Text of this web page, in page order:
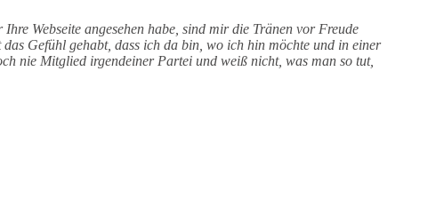
Webseite angesehen habe, sind mir die Tränen vor Freude
Gefühl gehabt, dass ich da bin, wo ich hin möchte und in einer
nie Mitglied irgendeiner Partei und weiß nicht, was man so tut,